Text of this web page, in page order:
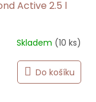
Active 2.5 l
Skladem (10 ks)
Do košíku